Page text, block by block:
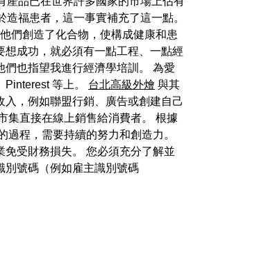
福患者，這一事實補充了這一點。
們創造了化合物，使構成健康和患
成功，就必須有一點工程、一點經
也指望我進行經濟學培訓。 為愛
等上。 台北高級外燴 與其
，例如聯盟行銷、廣告或創建自己
集直接在線上銷售給消費者。 根據
程，需要持續的努力和創造力。
受財務損失。 您必須充分了解並
別號碼（例如雇主識別號碼